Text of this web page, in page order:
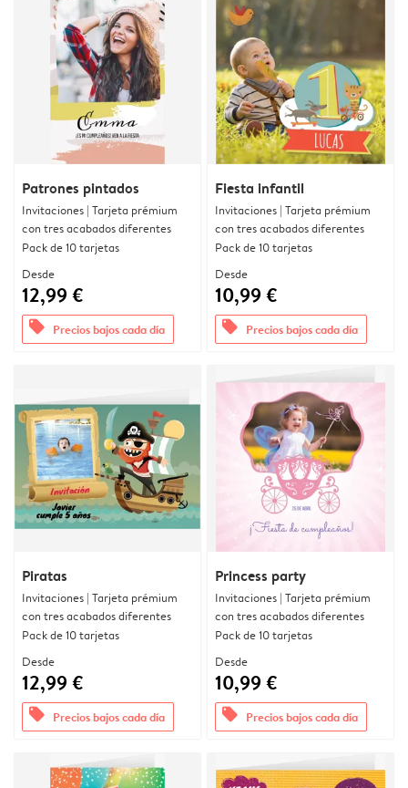
Patrones pintados
Invitaciones | Tarjeta prémium
con tres acabados diferentes
Pack de 10 tarjetas
Desde
12,99 €
offers Precios bajos cada día
Fiesta infantil
Invitaciones | Tarjeta prémium
con tres acabados diferentes
Pack de 10 tarjetas
Desde
10,99 €
offers Precios bajos cada día
Piratas
Invitaciones | Tarjeta prémium
con tres acabados diferentes
Pack de 10 tarjetas
Desde
12,99 €
offers Precios bajos cada día
Princess party
Invitaciones | Tarjeta prémium
con tres acabados diferentes
Pack de 10 tarjetas
Desde
10,99 €
offers Precios bajos cada día